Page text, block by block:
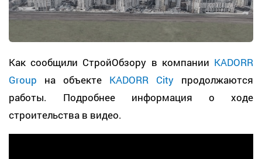
Как сообщили СтройОбзору в компании KADORR
Group на объекте KADORR City продолжаются
работы. Подробнее информация о ходе
строительства в видео.